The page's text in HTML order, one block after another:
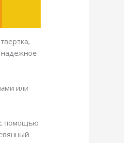
надежное
или
с помощью